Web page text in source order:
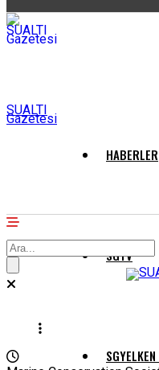
SUALTI
Gazetesi
HABERLER
SGTV